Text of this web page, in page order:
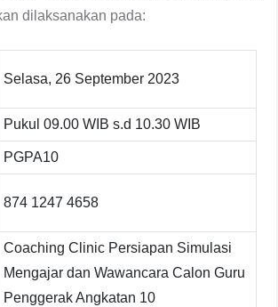
dilaksanakan pada:
Selasa, 26 September 2023
Pukul 09.00 WIB s.d 10.30 WIB
PGPA10
874 1247 4658
Coaching Clinic Persiapan Simulasi
Mengajar dan Wawancara Calon Guru
Penggerak Angkatan 10